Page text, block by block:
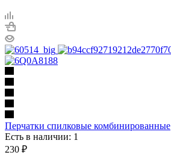
Перчатки спилковые комбинированные
Есть в наличии: 1
230 ₽